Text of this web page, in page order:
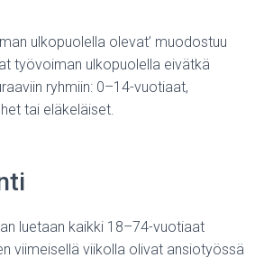
ulkopuolella olevat’ muodostuu
työvoiman ulkopuolella eivätkä
ryhmiin: 0–14-vuotiaat,
tai eläkeläiset.
luetaan kaikki 18–74-vuotiaat
viimeisellä viikolla olivat ansiotyössä